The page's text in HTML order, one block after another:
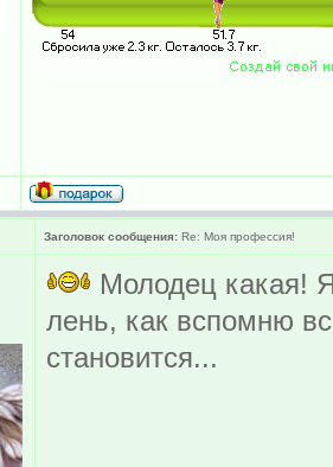
Заголовок сообщения: Re: Моя профессия!
Молодец какая!
лень, как вспомню
становится...